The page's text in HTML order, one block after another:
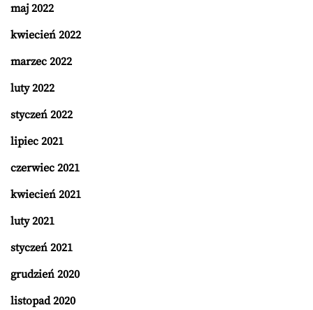
maj 2022
kwiecień 2022
marzec 2022
luty 2022
styczeń 2022
lipiec 2021
czerwiec 2021
kwiecień 2021
luty 2021
styczeń 2021
grudzień 2020
listopad 2020